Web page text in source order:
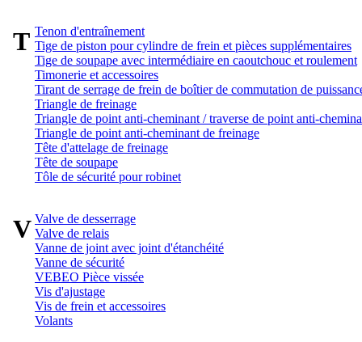
TTenon d'entraînement
Tige de piston pour cylindre de frein et pièces supplémentaires
Tige de soupape avec intermédiaire en caoutchouc et roulement
Timonerie et accessoires
Tirant de serrage de frein de boîtier de commutation de
Triangle de freinage
Triangle de point anti-cheminant / traverse de point anti-
Triangle de point anti-cheminant de freinage
Tête d'attelage de freinage
Tête de soupape
Tôle de sécurité pour robinet
VValve de desserrage
Valve de relais
Vanne de joint avec joint d'étanchéité
Vanne de sécurité
VEBEO Pièce vissée
Vis d'ajustage
Vis de frein et accessoires
Volants